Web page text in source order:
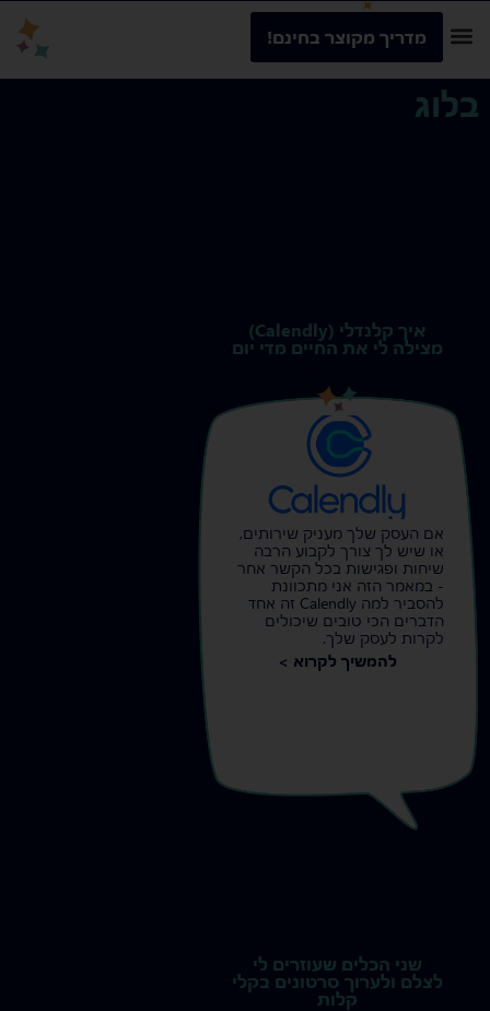
מדריך מקוצר בחינם!
בלוג
איך קלנדלי (Calendly)
מצילה לי את החיים מדי יום
s
אם העסק שלך מעניק שירותים,
או שיש לך צורך לקבוע הרבה
שיחות ופגישות בכל הקשר אחר
- במאמר הזה אני מתכוונת
להסביר למה Calendly זה אחד
הדברים הכי טובים שיכולים
לקרות לעסק שלך.
להמשיך לקרוא >
שני הכלים שעוזרים לי
לצלם ולערוך סרטונים בקלי
קלות